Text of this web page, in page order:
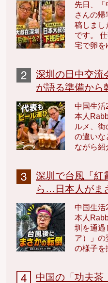
先日、「
さんの
稿しまし
です。
宅で卵を
深圳の日中交流
が語る準備か
中国生活
本人
ルメ、街
の違いな
ながら紹
深圳で台風「紅
ら…日本人がま
中国生活
本人
圳を通過
ア）」の
の様子を
中国の「功夫茶